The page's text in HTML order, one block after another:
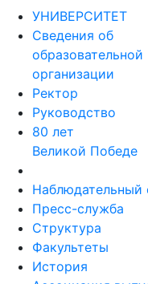
Сведения об
образовательной
организации
Ректор
Руководство
80 лет
Великой Победе
Пресс-служба
Структура
Факультеты
История
Ассоциация